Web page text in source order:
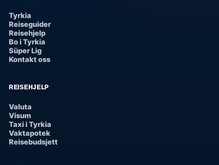
Tyrkia
Reiseguider
Reisehjelp
Bo i Tyrkia
Süper Lig
Kontakt oss
REISEHJELP
Valuta
Visum
Taxi i Tyrkia
Vaktapotek
Reisebudsjett